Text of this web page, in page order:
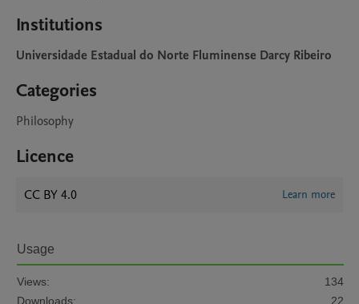
Institutions
Universidade Estadual do Norte Fluminense Darcy Ribeiro
Categories
Philosophy
Licence
CC BY 4.0 Learn more
Usage
Views:
134
Downloads:
22